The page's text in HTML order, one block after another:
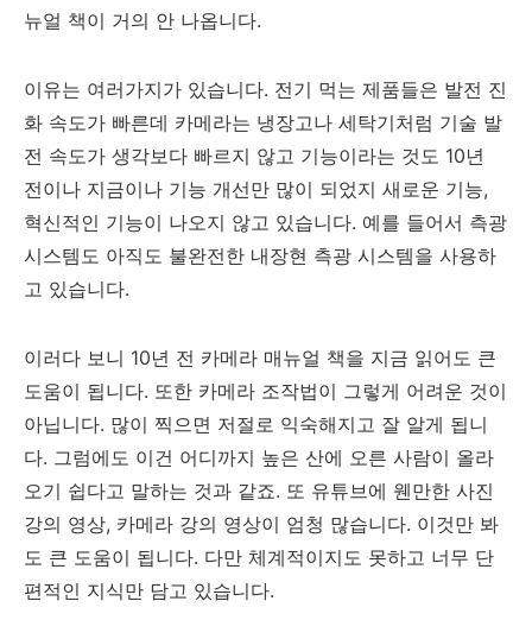
뉴얼 책이 거의 안 나옵니다.
이유는 여러가지가 있습니다. 전기 먹는 제품들은 발전 진
화 속도가 빠른데 카메라는 냉장고나 세탁기처럼 기술 발
전 속도가 생각보다 빠르지 않고 기능이라는 것도 10년
전이나 지금이나 기능 개선만 많이 되었지 새로운 기능,
혁신적인 기능이 나오지 않고 있습니다. 예를 들어서 측광
시스템도 아직도 불완전한 내장현 측광 시스템을 사용하
고 있습니다.
이러다 보니 10년 전 카메라 매뉴얼 책을 지금 읽어도 큰
도움이 됩니다. 또한 카메라 조작법이 그렇게 어려운 것이
아닙니다. 많이 찍으면 저절로 익숙해지고 잘 알게 됩니
다. 그럼에도 이건 어디까지 높은 산에 오른 사람이 올라
오기 쉽다고 말하는 것과 같죠. 또 유튜브에 웬만한 사진
강의 영상, 카메라 강의 영상이 엄청 많습니다. 이것만 봐
도 큰 도움이 됩니다. 다만 체계적이지도 못하고 너무 단
편적인 지식만 담고 있습니다.